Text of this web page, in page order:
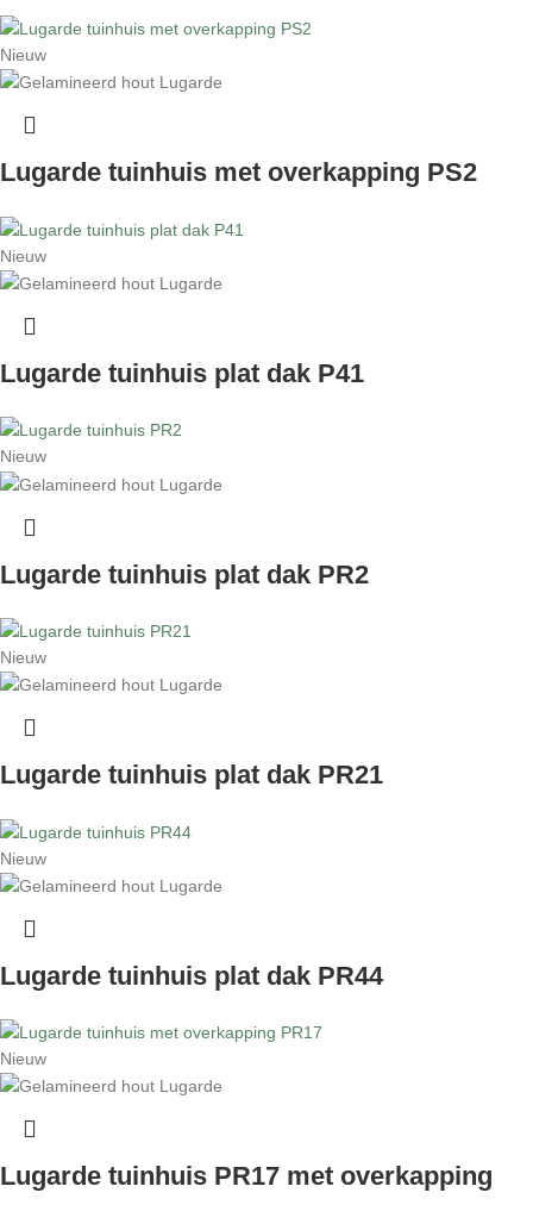
Nieuw
Lugarde tuinhuis met overkapping PS2
Nieuw
Lugarde tuinhuis plat dak P41
Nieuw
Lugarde tuinhuis plat dak PR2
Nieuw
Lugarde tuinhuis plat dak PR21
Nieuw
Lugarde tuinhuis plat dak PR44
Nieuw
Lugarde tuinhuis PR17 met overkapping